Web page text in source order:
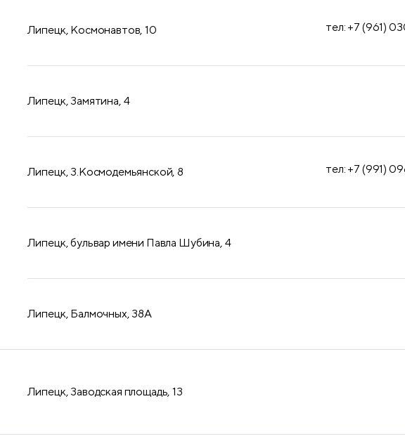
Липецк, Космонавтов, 10 тел: +7 (961)
Липецк, Замятина, 4
Липецк, З.Космодемьянской, 8 тел: +7 (991)
Липецк, бульвар имени Павла Шубина, 4
Липецк, Балмочных, 38А
Липецк, Заводская площадь, 13